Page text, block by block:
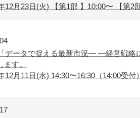
12月23日(火) 【第1部 】10:00〜 【第2
データで捉える最新市況― ―経営戦略
す。
12月11日(水) 14:30〜16:30（14:00受付）